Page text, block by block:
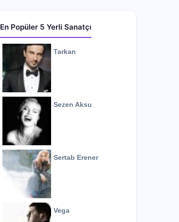
En Popüler 5 Yerli Sanatçı
Tarkan
Sezen Aksu
Sertab Erener
Vega